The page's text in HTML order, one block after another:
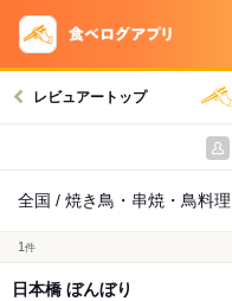
レビュアートップ
全国 / 焼き鳥・串焼・鳥料理
1 件
日本橋 ぼんぼり